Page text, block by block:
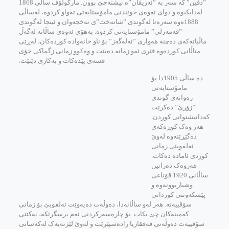
”دڤین” که سه‌ر به‌ ”ئه‌ریڤان”ه نیشته‌جێ بوون. مارگولۆف ساڵی 1868
له‌دایکبوه و دوای ئه‌وه‌ی خوێندنی مامۆستایه‌تی ته‌واو کردوه، له‌ساڵی
1888‌ه‌وه سه‌ره‌تا له‌گوندی ”شاته‌خت”ی نه‌خجه‌وان و ئینجا له‌گوندی
”قه‌مه‌رلی” ‌مامۆستایه‌تی کردوه. به‌هۆی ئه‌وه‌ی ساڵانه له‌گه‌ڵ
ماڵباته‌که‌ی ده‌چنه‌ هه‌واری ”ئه‌له‌گه‌ز” بۆ ناو خانه‌واده کورده‌کان، له‌ڕێی
مناڵانی کورده‌وه فێری ئه‌و زمانه ده‌بێت و وه‌کوو زمانی زگماکی خۆی
قسه‌ی پێده‌کات و به‌کاری دێنێت.
ده‌ ساڵی 1905دا بۆ
مامۆستایه‌تی
ره‌وانه‌ی گوندی
”زۆرێ” ده‌کرێت
که‌دانیشتوانی کوردن.
هه‌ر وه‌ک کوڕه‌که‌ی
ده‌گێڕێته‌وه له‌وێ
ئه‌لفوبێی زمانی
کوردی ئاماده ده‌کات.
هه‌روه‌ک ده‌زانین
ساڵانی 1920 قۆناغی
وشیاربوونه‌وه و
پێشکه‌وتنی کوردانی
سۆڤییه‌ته. هه‌ر له‌و ساڵانه‌دا، ده‌وڵه‌ت ده‌یه‌وێت ئه‌لفوبێ بۆ زمانی
که‌مینه‌کان چێ بکات. بۆ چاره‌سه‌رکردنی ئه‌م پرسگرێکه، یه‌کێتی
سۆڤییه‌ت ده‌وڵه‌تی قه‌فقازیا راده‌سپێرێت و له‌وێ لێژنه‌یه‌ک له‌که‌سانی